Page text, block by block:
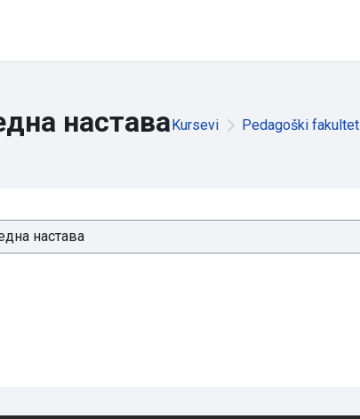
наставаKursevi Pedagoški fakultet